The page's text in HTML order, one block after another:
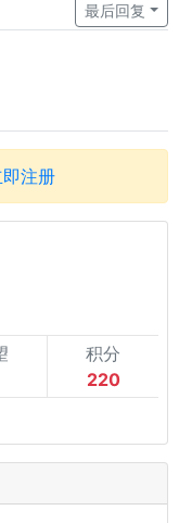
最后回复
即注册
积分
220